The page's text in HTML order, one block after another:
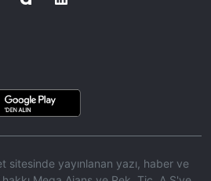
sitesinde yayınlanan yazı, haber ve